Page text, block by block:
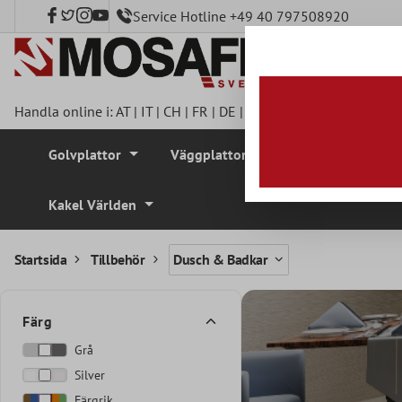
Service Hotline +49 40 797508920
Handla online i:AT| IT| CH | FR | DE |
Golvplattor Väggplattor
Kakel Världen
Startsida Tillbehör Dusch & Badkar
Färg
Grå
Silver